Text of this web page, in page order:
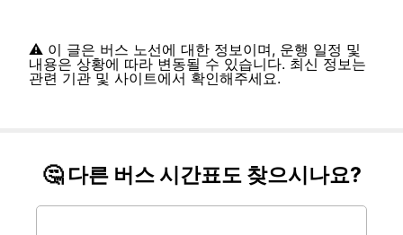
⚠️ 이 글은 버스 노선에 대한 정보이며, 운행 일정 및
내용은 상황에 따라 변동될 수 있습니다. 최신 정보는
관련 기관 및 사이트에서 확인해주세요.
🤔 다른 버스 시간표도 찾으시나요?